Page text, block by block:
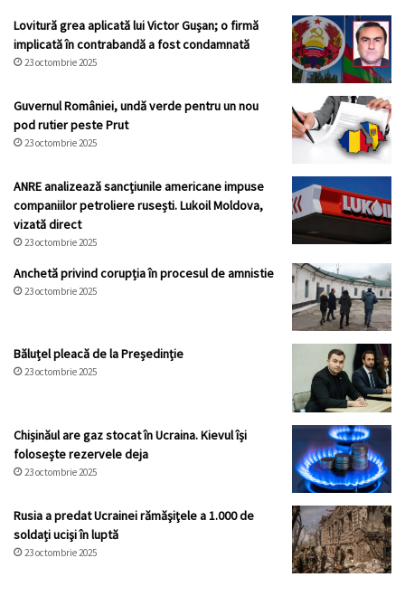
Lovitură grea aplicată lui Victor Gușan; o firmă
implicată în contrabandă a fost condamnată
23 octombrie 2025
Guvernul României, undă verde pentru un nou
pod rutier peste Prut
23 octombrie 2025
ANRE analizează sancțiunile americane impuse
companiilor petroliere rusești. Lukoil Moldova,
vizată direct
23 octombrie 2025
Anchetă privind corupția în procesul de amnistie
23 octombrie 2025
Băluțel pleacă de la Președinție
23 octombrie 2025
Chișinăul are gaz stocat în Ucraina. Kievul își
folosește rezervele deja
23 octombrie 2025
Rusia a predat Ucrainei rămăşiţele a 1.000 de
soldați ucişi în luptă
23 octombrie 2025